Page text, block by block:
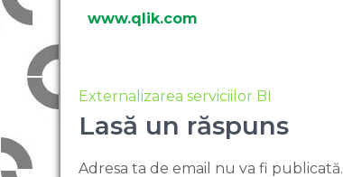
www.qlik.com
Externalizarea serviciilor BI
Lasă un răspuns
Adresa ta de email nu va fi publicată.